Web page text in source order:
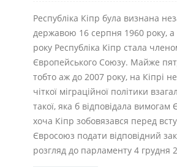
Республіка Кіпр була визнана
державою 16 серпня 1960 року, а
року Республіка Кіпр стала
Європейського Союзу. Майже
тобто аж до 2007 року, на Кіпрі
чіткої міграційної політики
такої, яка б відповідала вимогам
хоча Кіпр зобовязався перед
Євросоюз подати відповідний
розгляд до парламенту 4 грудня